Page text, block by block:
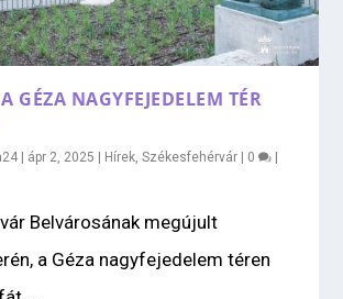
GÉZA NAGYFEJEDELEM TÉR
| ápr 2, 2025 | Hírek,Székesfehérvár | 0 |
Belvárosának megújult
a Géza nagyfejedelem téren